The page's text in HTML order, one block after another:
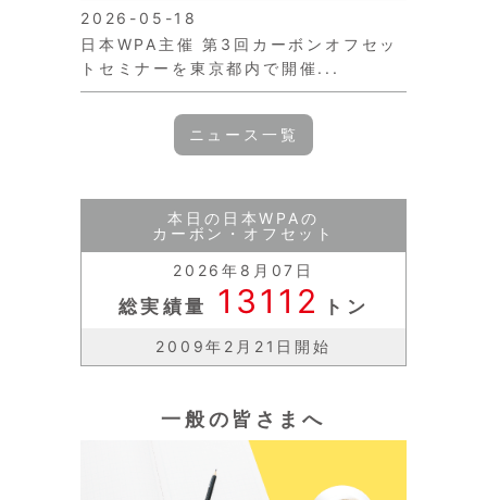
2026-05-18
日本WPA主催 第3回カーボンオフセッ
トセミナーを東京都内で開催...
ニュース一覧
本日の日本WPAの
カーボン・オフセット
2026年8月07日
総実績量 13112 トン
2009年2月21日開始
一般の皆さまへ